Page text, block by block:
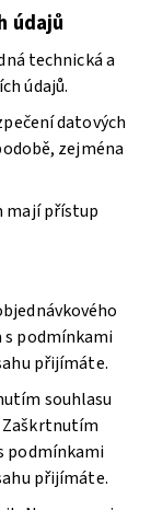
údajů
technická a
údajů.
datových
zejména
mají přístup
podmínkami
přijímáte.
souhlasu
podmínkami
přijímáte.